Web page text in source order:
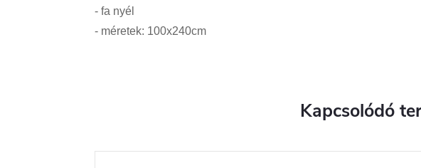
- fa nyél
- méretek: 100x240cm
Kapcsolódó